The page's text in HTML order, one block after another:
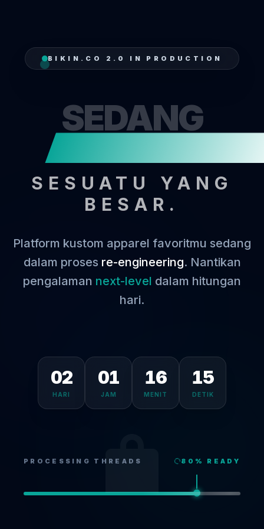
BIKIN.CO 2.0 IN PRODUCTION
SEDANG
SESUATU YANG
BESAR.
Platform kustom apparel favoritmu sedang
dalam proses re-engineering. Nantikan
pengalaman next-level dalam hitungan
hari.
02
HARI
01
JAM
16
MENIT
15
DETIK
PROCESSING THREADS 80 % READY